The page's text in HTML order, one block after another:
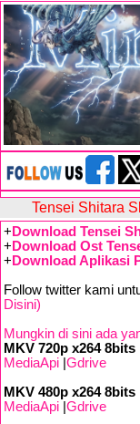
Tensei Shitara
+ Download Tensei
+ Download Ost
+ Download Aplikasi
Follow twitter kami
Disini)
Mungkin di sini ada
MKV 720p x264 8bits
MediaApi Gdrive
MKV 480p x264 8bits
MediaApi Gdrive